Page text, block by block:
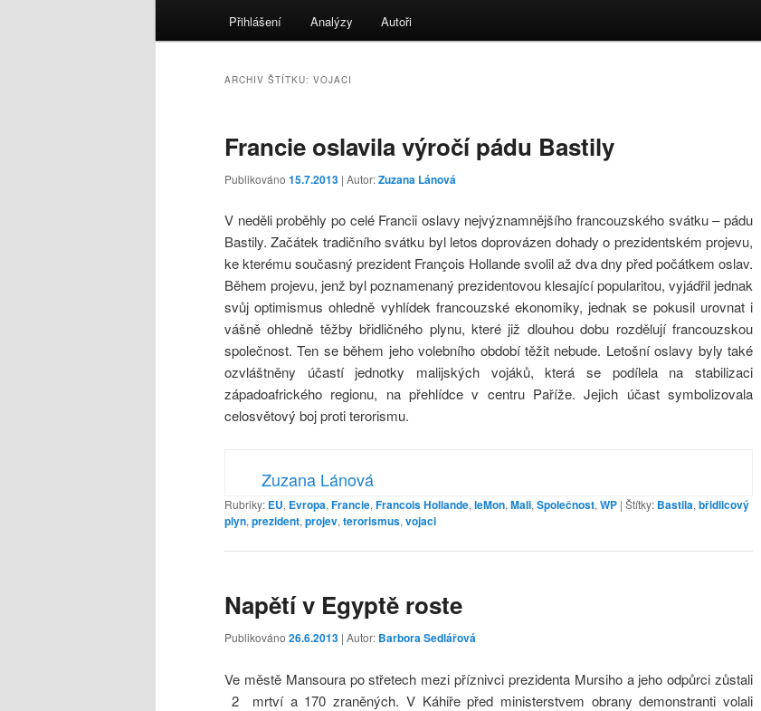
Přihlášení Analýzy Autoři
ARCHIV ŠTÍTKU: VOJACI
Francie oslavila výročí pádu Bastily
Publikováno 15.7.2013 | Autor:Zuzana Lánová
V neděli proběhly po celé Francii oslavy nejvýznamnějšího francouzského svátku – pádu
Bastily. Začátek tradičního svátku byl letos doprovázen dohady o prezidentském projevu,
ke kterému současný prezident François Hollande svolil až dva dny před počátkem oslav.
Během projevu, jenž byl poznamenaný prezidentovou klesající popularitou, vyjádřil jednak
svůj optimismus ohledně vyhlídek francouzské ekonomiky, jednak se pokusil urovnat i
vášně ohledně těžby břidličného plynu, které již dlouhou dobu rozdělují francouzskou
společnost. Ten se během jeho volebního období těžit nebude. Letošní oslavy byly také
ozvláštněny účastí jednotky malijských vojáků, která se podílela na stabilizaci
západoafrického regionu, na přehlídce v centru Paříže. Jejich účast symbolizovala
celosvětový boj proti terorismu.
Zuzana Lánová
Rubriky: EU, Evropa, Francie, Francois Hollande, leMon, Mali, Společnost, WP | Štítky: Bastila, břidlicový
plyn, prezident, projev, terorismus, vojaci
Napětí v Egyptě roste
Publikováno 26.6.2013 | Autor: Barbora Sedlářová
Ve městě Mansoura po střetech mezi příznivci prezidenta Mursiho a jeho odpůrci zůstali
2 mrtví a 170 zraněných. V Káhiře před ministerstvem obrany demonstranti volali